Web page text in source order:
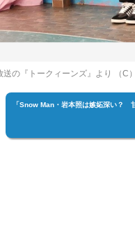
送の『トークィーンズ』より （C
「Snow Man・岩本照は嫉妬深い？